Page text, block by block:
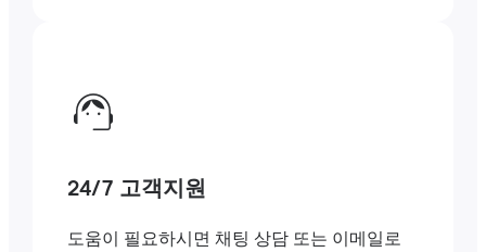
24/7 고객지원
도움이 필요하시면 채팅 상담 또는 이메일로